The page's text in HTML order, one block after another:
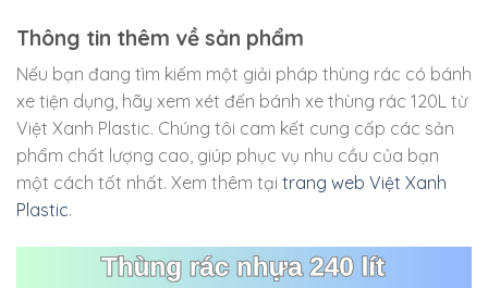
Thông tin thêm về sản phẩm
Nếu bạn đang tìm kiếm một giải pháp thùng rác có bánh
xe tiện dụng, hãy xem xét đến bánh xe thùng rác 120L từ
Việt Xanh Plastic. Chúng tôi cam kết cung cấp các sản
phẩm chất lượng cao, giúp phục vụ nhu cầu của bạn
một cách tốt nhất. Xem thêm tại trang web Việt Xanh
Plastic.